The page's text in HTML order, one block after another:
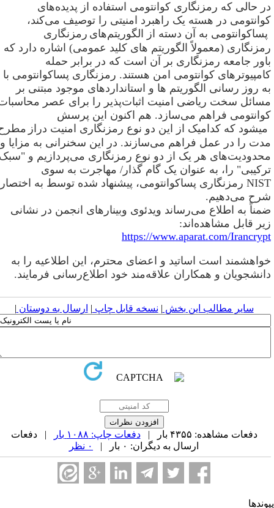
حالی که رمزنگاری کوانتومی استفاده از پدیده‌های
در هسته یک راهبرد امنیتی را توصیف می‌کند،
رمزنگاریبه آن دسته از الگوریتم‌های
(معمولاً الگوریتم های کلید عمومی) اشاره دارد که
جامعه رمزنگاری بر آن است که در برابر حمله
کوانتومی امن هستند. رمزنگاری پساکوانتومی با
روز رسانی الگوریتم ها و استانداردهای موجود مبتنی بر
سخت ریاضی امنیت اثبات‌پذیر را برای عصر محاسبات
فراهم می‌سازد. هم اکنون این پرسش
مطرح که کدامیک از این دو نوع رمزنگاری امنیت دراز
را در عمل فراهم می‌سازند. در این سخنرانی به مزایا و
هر یک از دو نوع رمزنگاری می‌پردازیم و "سبک
را، به عنوان یک گام گذار/ مهاجرت به سوی
رمزنگاری پساکوانتومی، پیشنهاد شده توسط به اختصار
می‌دهیم.
به اطلاع می‌رساند ویدئوی وبینارهای انجمن در نشانی
قابل مشاهده‌اند:
https://www.aparat.com/
است اساتید و اعضای محترم، این اطلاعیه را به
و همکاران علاقه‌مند خود اطلاع‌رسانی فرمایند.
سایر مطالب این بخش | نسخه قابل چاپ| ارسال به دوستان|
دفعات مشاهده: ۴۳۵۵ بار | دفعات چاپ: ۱۰۸۸ بار
| دفعات
ارسال به دیگران: ۰ بار |